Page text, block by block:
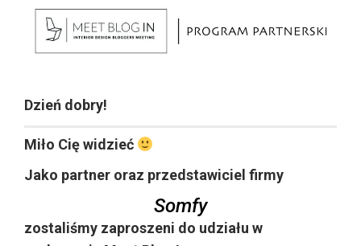
Dzień dobry!
Miło Cię widzieć
Jako partner oraz przedstawiciel firmy
Somfy
zostaliśmy zaproszeni do udziału w